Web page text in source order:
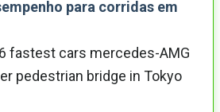
para corridas em